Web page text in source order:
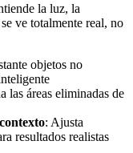
la luz, la
ve totalmente real, no
objetos no
las áreas eliminadas de
: Ajusta
resultados realistas